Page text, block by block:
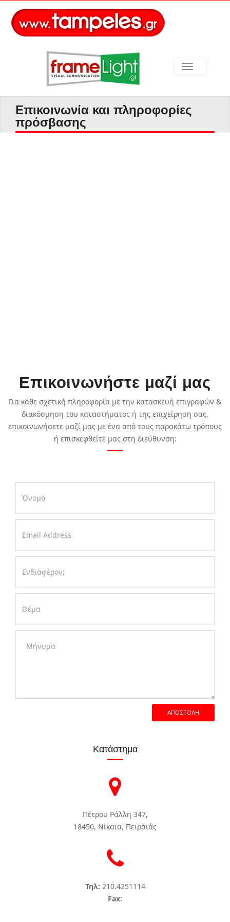
Επικοινωνία και πληροφορίες
πρόσβασης
Επικοινωνήστε μαζί μας
Για κάθε σχετική πληροφορία με την κατασκευή επιγραφών &
διακόσμηση του καταστήματος ή της επιχείρηση σας,
επικοινωνήσετε μαζί μας με ένα από τους παρακάτω τρόπους
ή επισκεφθείτε μας στη διεύθυνση:
ΑΠΟΣΤΟΛΗ
Κατάστημα
Πέτρου Ράλλη 347,
18450, Νίκαια, Πειραιάς
Τηλ: 210.4251114
Fax: